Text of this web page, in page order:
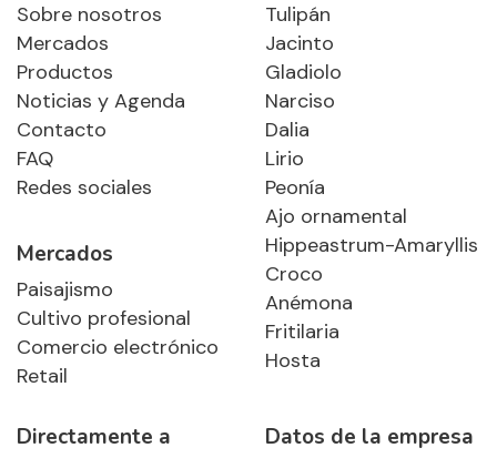
Sobre nosotros
Mercados
Productos
Noticias y Agenda
Contacto
FAQ
Redes sociales
Mercados
Paisajismo
Cultivo profesional
Comercio electrónico
Retail
Tulipán
Jacinto
Gladiolo
Narciso
Dalia
Lirio
Peonía
Ajo ornamental
Hippeastrum-Amaryllis
Croco
Anémona
Fritilaria
Hosta
Directamente a Datos de la empresa